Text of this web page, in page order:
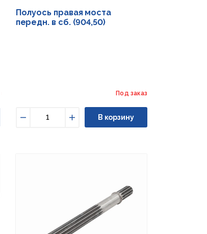
Полуось правая моста
передн. в сб. (904,50)
Под заказ
Увеличить
В корзину
Добавить в избранное